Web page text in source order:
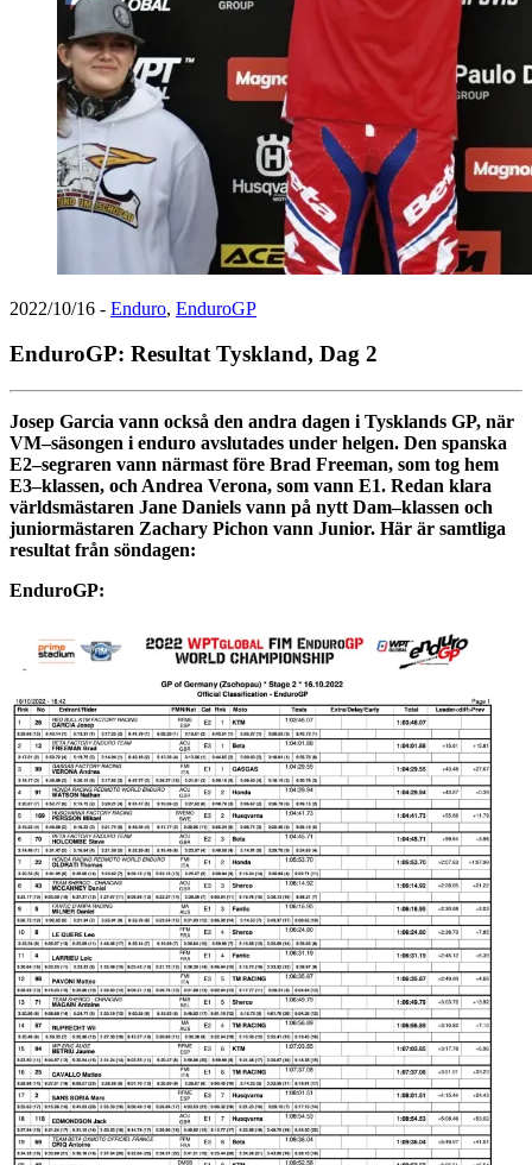
2022/10/16 - Enduro, EnduroGP
EnduroGP: Resultat Tyskland, Dag 2
Josep Garcia vann också den andra dagen i Tysklands GP, när
VM–säsongen i enduro avslutades under helgen. Den spanska
E2–segraren vann närmast före Brad Freeman, som tog hem
E3–klassen, och Andrea Verona, som vann E1. Redan klara
världsmästaren Jane Daniels vann på nytt Dam–klassen och
juniormästaren Zachary Pichon vann Junior. Här är samtliga
resultat från söndagen:
EnduroGP: